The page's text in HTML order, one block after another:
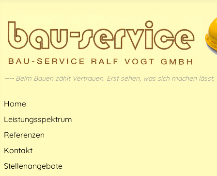
---- Beim Bauen zählt Vertrauen. Erst sehen, was sich machen
Home
Leistungsspektrum
Referenzen
Kontakt
Stellenangebote